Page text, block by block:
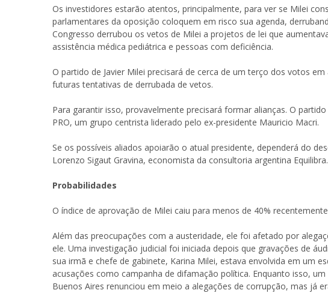
Os investidores estarão atentos, principalmente, para ver se Milei
parlamentares da oposição coloquem em risco sua agenda,
Congresso derrubou os vetos de Milei a projetos de lei que
assistência médica pediátrica e pessoas com deficiência.
O partido de Javier Milei precisará de cerca de um terço dos votos
futuras tentativas de derrubada de vetos.
Para garantir isso, provavelmente precisará formar alianças. O
PRO, um grupo centrista liderado pelo ex-presidente Mauricio Macri.
Se os possíveis aliados apoiarão o atual presidente, dependerá do
Lorenzo Sigaut Gravina, economista da consultoria argentina Equilibra.
Probabilidades
O índice de aprovação de Milei caiu para menos de 40%
Além das preocupações com a austeridade, ele foi afetado por
ele. Uma investigação judicial foi iniciada depois que gravações de
sua irmã e chefe de gabinete, Karina Milei, estava envolvida em um
acusações como campanha de difamação política. Enquanto isso,
Buenos Aires renunciou em meio a alegações de corrupção, mas já